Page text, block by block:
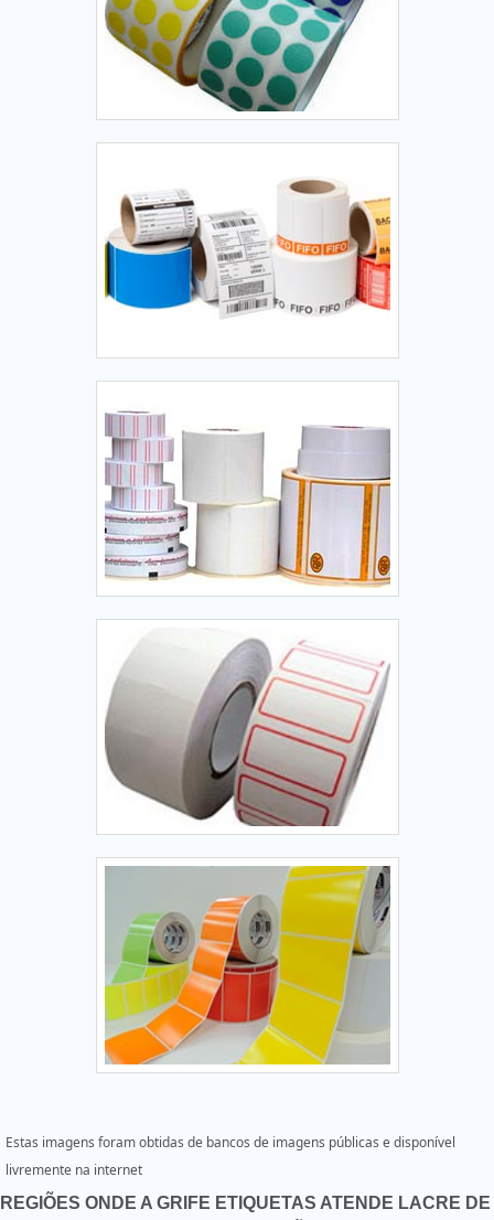
Estas imagens foram obtidas de bancos de imagens públicas e disponível
livremente na internet
REGIÕES ONDE A GRIFE ETIQUETAS ATENDE LACRE DE